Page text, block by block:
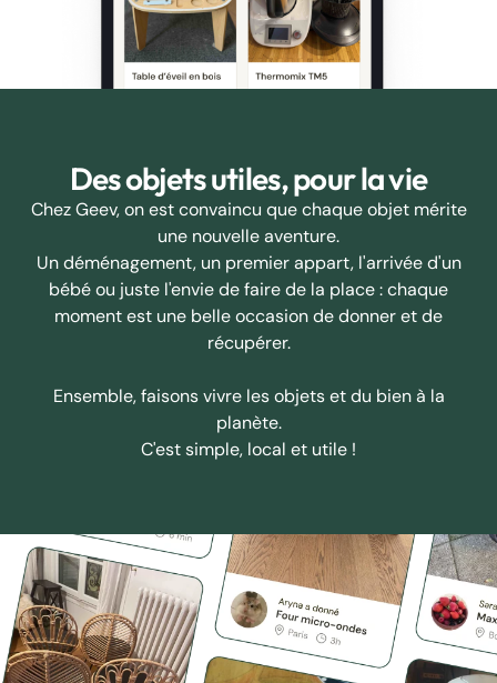
Des objets utiles, pour la vie
Chez Geev, on est convaincu que chaque objet mérite
une nouvelle aventure.
Un déménagement, un premier appart, l'arrivée d'un
bébé ou juste l'envie de faire de la place : chaque
moment est une belle occasion de donner et de
récupérer.
Ensemble, faisons vivre les objets et du bien à la
planète.
C'est simple, local et utile !